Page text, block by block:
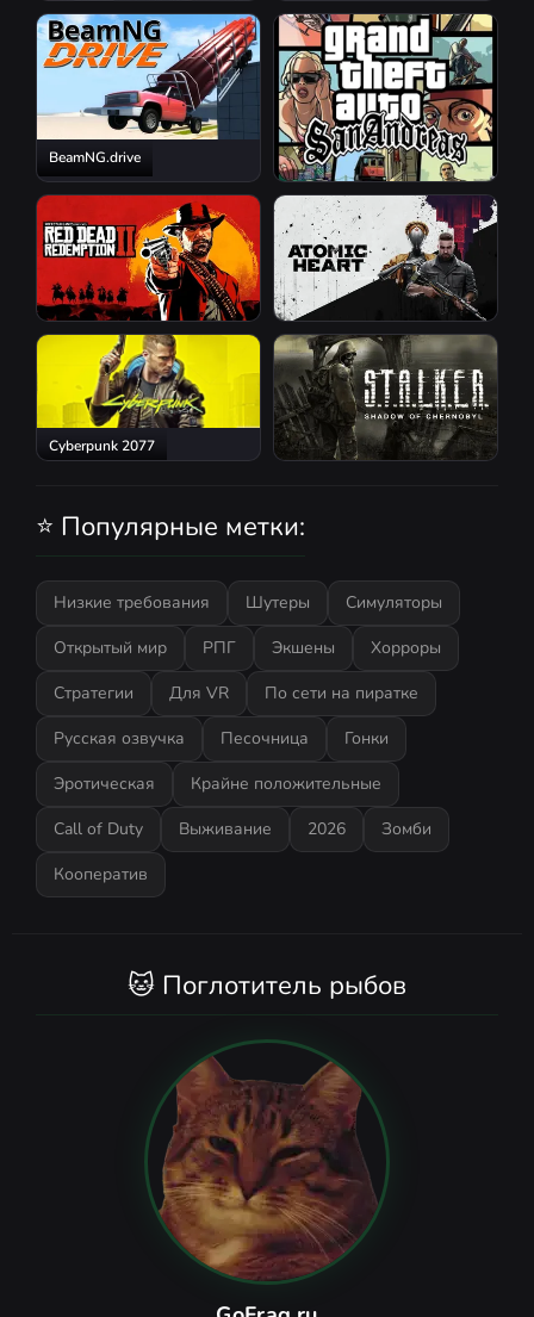
Resident Evil Requiem
BeamNG.drive
GTA San Andreas
Red Dead Redemption 2 Atomic Heart
Cyberpunk 2077
⭐ Популярные метки:
Низкие требования Шутеры
Симуляторы
Открытый мир
РПГ Экшены
Хорроры
Стратегии
Для VR
По сети на пиратке
Русская озвучка
Песочница
Гонки
Эротическая
Крайне положительные
Call of Duty
Выживание 2026
Зомби
Кооператив
🐱 Поглотитель рыбов